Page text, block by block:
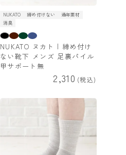
NUKATO 締め付けない
通年素材
消臭
NUKATO ヌカト | 締め付け
ない靴下 メンズ 足裏パイル
甲サポート無
2,310 税込